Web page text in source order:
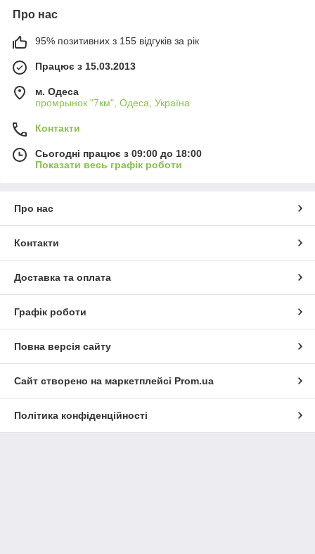
Про нас
95% позитивних з 155 відгуків за рік
Працює з 15.03.2013
м. Одеса
промрынок "7км", Одеса, Україна
Контакти
Сьогодні працює з 09:00 до 18:00
Показати весь графік роботи
Про нас
Контакти
Доставка та оплата
Графік роботи
Повна версія сайту
Сайт створено на маркетплейсі Prom.ua
Політика конфіденційності